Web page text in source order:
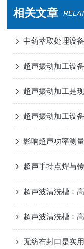
相关文章
中药萃取处理设
超声振动加工设
超声振动加工是
超声振动加工设
影响超声功率测
超声手持点焊与
超声波清洗槽：
超声波清洗槽：
无纺布封口是实